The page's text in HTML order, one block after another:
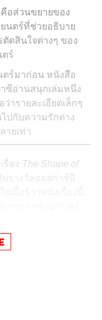
อส่วนขยายของ
นตร์ที่ช่วยอธิบาย
ดสินใจต่างๆ ของ
ร์
ร์มาก่อน หนังสือ
ซีอ่านสนุกเล่มหนึ่ง
ารายละเอียดเล็กๆ
ปกับความรักต่าง
ยเท่า
อง The Shape of
รางวัลออสการ์ปี